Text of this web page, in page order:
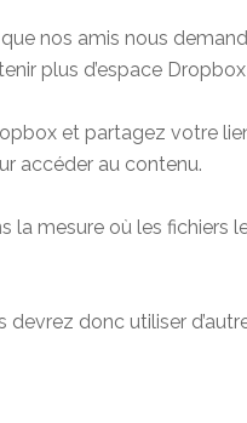
que nos amis nous
plus d’espace
et partagez votre
accéder au contenu.
mesure où les fichiers
donc utiliser